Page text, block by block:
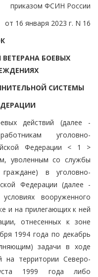
приказом ФСИН России
от 16 января 2023 г. N 16
БОЕВЫХ
СИСТЕМЫ
действий (далее -
уголовно-
Федерации < 1 >
уволенным со службы
в уголовно-
Федерации (далее -
вооруженного
и на прилегающих к ней
отнесенных к зоне
1994 года по декабрь
задачи в ходе
на территории Северо-
1999 года либо